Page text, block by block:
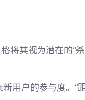
其视为潜在的“杀
用户的参与度。“